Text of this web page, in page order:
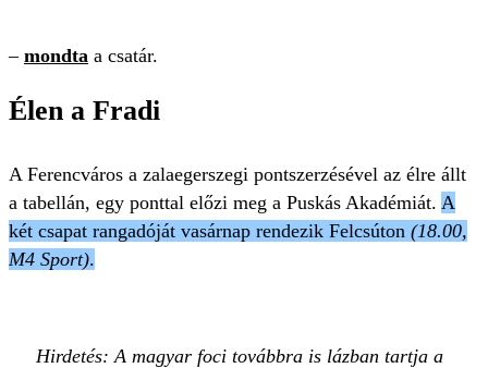
– mondta a csatár.
Élen a Fradi
A Ferencváros a zalaegerszegi pontszerzésével az élre állt
a tabellán, egy ponttal előzi meg a Puskás Akadémiát. A
két csapat rangadóját vasárnap rendezik Felcsúton (18.00,
M4 Sport).
Hirdetés: A magyar foci továbbra is lázban tartja a